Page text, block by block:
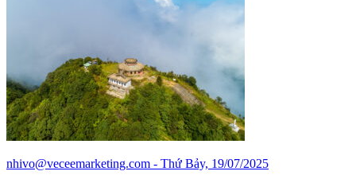
nhivo@veceemarketing.com - Thứ Bảy, 19/07/2025